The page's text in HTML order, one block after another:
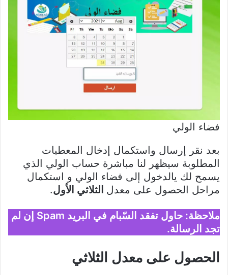
فضاء الولي
بعد نقر إرسال واستكمال إدخال المعطيات
المطلوبة سيظهر لنا مباشرة حساب الولي الذي
يسمح لك يالدخول إلى فضاء الولي و استكمال
مراحل الحصول على معدل الثلاثي الأول.
ملاحظة: حاول تفقد السّبام في البريد Spam إن لم
تجد الرسالة.
الحصول على معدل الثلاثي